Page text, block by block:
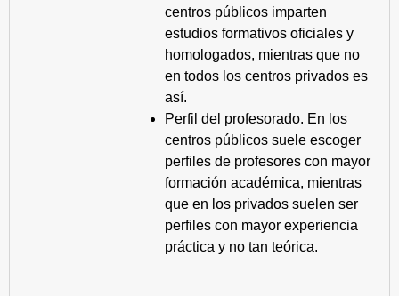
centros públicos imparten
estudios formativos oficiales y
homologados, mientras que no
en todos los centros privados es
así.
Perfil del profesorado. En los
centros públicos suele escoger
perfiles de profesores con mayor
formación académica, mientras
que en los privados suelen ser
perfiles con mayor experiencia
práctica y no tan teórica.